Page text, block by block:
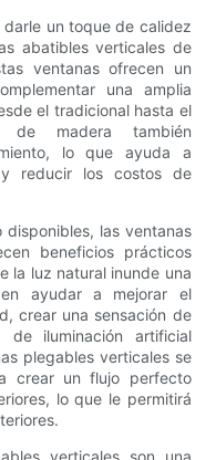
un toque de calidez
abatibles verticales de
ventanas ofrecen un
una amplia
el tradicional hasta el
de madera también
lo que ayuda a
reducir los costos de
las ventanas
beneficios prácticos
la luz natural inunde una
ayudar a mejorar el
crear una sensación de
iluminación artificial
plegables verticales se
crear un flujo perfecto
lo que le permitirá
verticales son una